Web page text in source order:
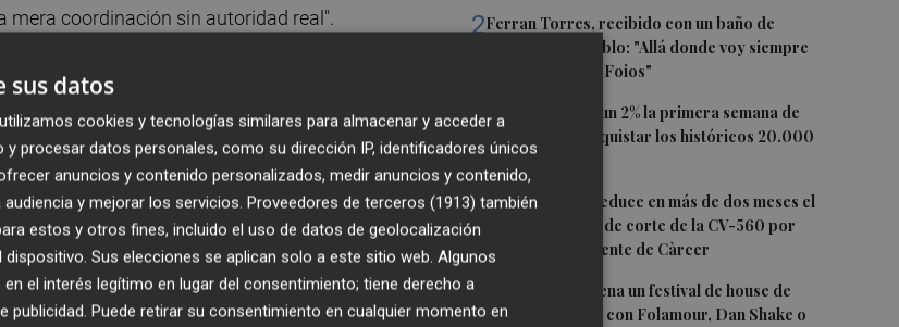
2Ferran Torres, recibido con un baño de
masas en su pueblo: "Allá donde voy siempre
digo que soy de Foios"
3El Ibex 35 sube un 2% la primera semana de
agosto tras conquistar los históricos 20.000
puntos
4La Diputación reduce en más de dos meses el
tiempo previsto de corte de la CV-560 por
las obras del puente de Càrcer
5
Roig Arena estrena un festival de house de
más de 10 horas con Folamour, Dan Shake o
mera coordinación sin autoridad real".
reconocer el desarrollo profesional de los
al personal médico" y mantiene "la visión
agudos". Por ello, considera que la
profesional de la Enfermería, hecho que
para este colectivo en atención primaria".
sus datos
cookies y tecnologías similares para almacenar y acceder a
procesar datos personales, como su dirección IP, identificadores únicos
anuncios y contenido personalizados, medir anuncios y contenido,
y mejorar los servicios. Proveedores de terceros (1913) también
estos y otros fines, incluido el uso de datos de geolocalización
Sus elecciones se aplican solo a este sitio web. Algunos
el interés legítimo en lugar del consentimiento; tiene derecho a
publicidad. Puede retirar su consentimiento en cualquier momento en